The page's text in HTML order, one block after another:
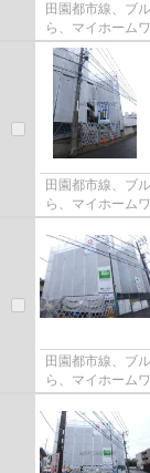
田園都市線、ブ
ら、マイホーム
望に合うお部屋
田園都市線、ブ
ら、マイホーム
望に合うお部屋
田園都市線、ブ
ら、マイホーム
望に合うお部屋